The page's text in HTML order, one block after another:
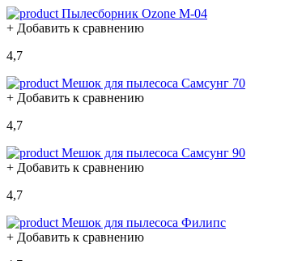
Пылесборник Ozone M-04
+ Добавить к сравнению
4,7
Мешок для пылесоса Самсунг 70
+ Добавить к сравнению
4,7
Мешок для пылесоса Самсунг 90
+ Добавить к сравнению
4,7
Мешок для пылесоса Филипс
+ Добавить к сравнению